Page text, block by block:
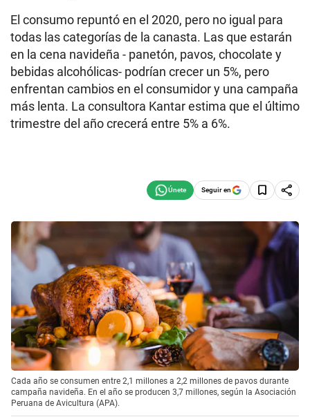
El consumo repuntó en el 2020, pero no igual para
todas las categorías de la canasta. Las que estarán
en la cena navideña - panetón, pavos, chocolate y
bebidas alcohólicas- podrían crecer un 5%, pero
enfrentan cambios en el consumidor y una campaña
más lenta. La consultora Kantar estima que el último
trimestre del año crecerá entre 5% a 6%.
Seguir en
Cada año se consumen entre 2,1 millones a 2,2 millones de pavos durante
campaña navideña. En el año se producen 3,7 millones, según la Asociación
Peruana de Avicultura (APA).